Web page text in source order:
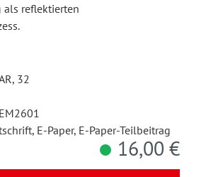
reflektierten
32
E-Paper, E-Paper-Teilbeitrag
16,00 €